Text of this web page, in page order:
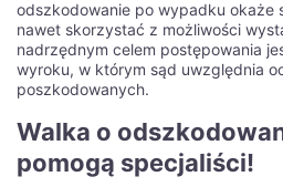
odszkodowanie po wypadku okaże
nawet skorzystać z możliwości
nadrzędnym celem postępowania
wyroku, w którym sąd uwzględnia
poszkodowanych.
Walka o
pomogą specjaliści!